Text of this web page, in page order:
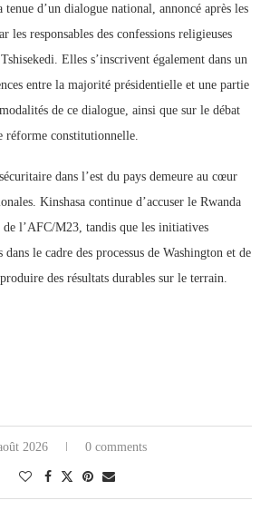
tenue d’un dialogue national, annoncé après les
les responsables des confessions religieuses
Elles s’inscrivent également dans un
entre la majorité présidentielle et une partie
de ce dialogue, ainsi que sur le débat
réforme constitutionnelle.
dans l’est du pays demeure au cœur
Kinshasa continue d’accuser le Rwanda
l’AFC/M23, tandis que les initiatives
dans le cadre des processus de Washington et de
des résultats durables sur le terrain.
2026 0 comments